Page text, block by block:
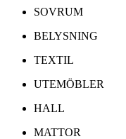
SOVRUM
BELYSNING
TEXTIL
UTEMÖBLER
HALL
MATTOR